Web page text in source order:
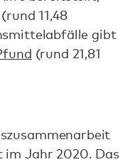
11,48
gibt
(rund 21,81
im Jahr 2020. Das